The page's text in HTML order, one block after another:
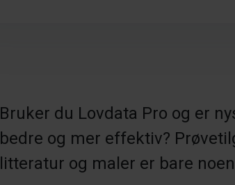
Bruker du Lovdata Pro og er
bedre og mer effektiv?
litteratur og maler er bare noen